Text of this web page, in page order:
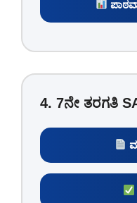
4. 7ನೇ ತರಗತಿ